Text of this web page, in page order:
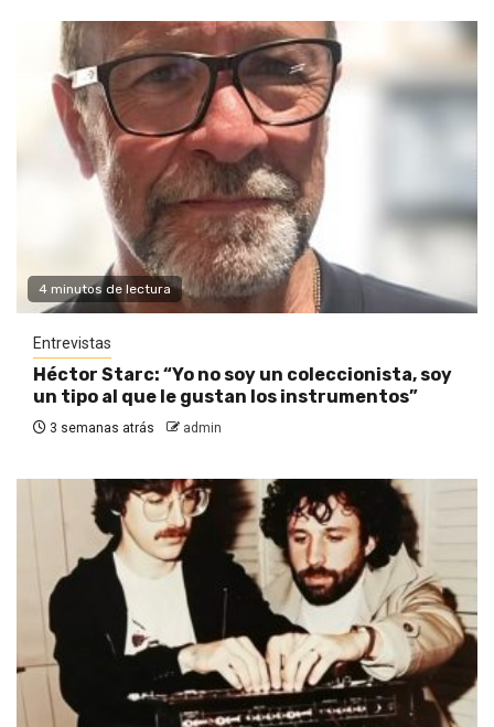
4 minutos de lectura
Entrevistas
Héctor Starc: “Yo no soy un coleccionista, soy
un tipo al que le gustan los instrumentos”
3 semanas atrás admin